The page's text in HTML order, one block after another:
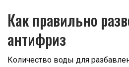
Как правильно
антифриз
Количество воды для